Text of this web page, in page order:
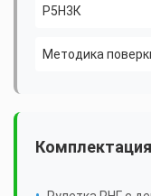
Р5Н3К
Методика